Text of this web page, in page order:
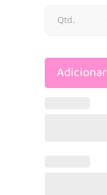
Munchkin
Nada
Qtd.
Adicionar